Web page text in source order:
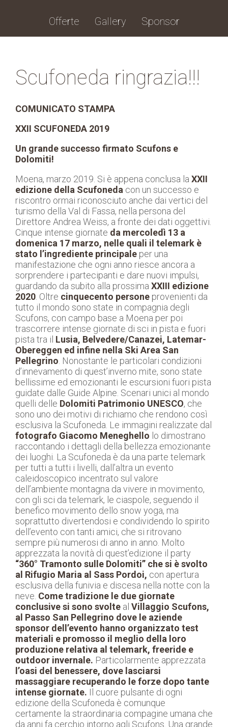
Scufoneda ringrazia!!!
COMUNICATO STAMPA
XXII SCUFONEDA 2019
Un grande successo firmato Scufons e
Dolomiti!
Moena, marzo 2019. Si è appena conclusa la XXII
edizione della Scufoneda con un successo e
riscontro ormai riconosciuto anche dai vertici del
turismo della Val di Fassa, nella persona del
Direttore Andrea Weiss, a fronte dei dati oggettivi.
Cinque intense giornate da mercoledì 13 a
domenica 17 marzo, nelle quali il telemark è
stato l’ingrediente principale per una
manifestazione che ogni anno riesce ancora a
sorprendere i partecipanti e dare nuovi impulsi,
guardando da subito alla prossima XXIII edizione
2020 . Oltre cinquecento persone provenienti da
tutto il mondo sono state in compagnia degli
Scufons, con campo base a Moena per poi
trascorrere intense giornate di sci in pista e fuori
pista tra il Lusia, Belvedere/Canazei, Latemar-
Obereggen ed infine nella Ski Area San
Pellegrino . Nonostante le particolari condizioni
d’innevamento di quest’inverno mite, sono state
bellissime ed emozionanti le escursioni fuori pista
guidate dalle Guide Alpine. Scenari unici al mondo
quelli delle Dolomiti Patrimonio UNESCO, che
sono uno dei motivi di richiamo che rendono così
esclusiva la Scufoneda. Le immagini realizzate dal
fotografo Giacomo Meneghello lo dimostrano
raccontando i dettagli della bellezza emozionante
dei luoghi. La Scufoneda è da una parte telemark
per tutti a tutti i livelli, dall’altra un evento
caleidoscopico incentrato sul valore
dell’ambiente montagna da vivere in movimento,
con gli sci da telemark, le ciaspole, seguendo il
benefico movimento dello snow yoga, ma
soprattutto divertendosi e condividendo lo spirito
dell’evento con tanti amici, che si ritrovano
sempre più numerosi di anno in anno. Molto
apprezzata la novità di quest’edizione il party
“360° Tramonto sulle Dolomiti” che si è svolto
al Rifugio Maria al Sass Pordoi, con apertura
esclusiva della funivia e discesa nella notte con la
neve. Come tradizione le due giornate
conclusive si sono svolte al Villaggio Scufons,
al Passo San Pellegrino dove le aziende
sponsor dell’evento hanno organizzato test
materiali e promosso il meglio della loro
produzione relativa al telemark, freeride e
outdoor invernale. Particolarmente apprezzata
l’oasi del benessere, dove lasciarsi
massaggiare recuperando le forze dopo tante
intense giornate. Il cuore pulsante di ogni
edizione della Scufoneda è comunque
certamente la straordinaria compagine umana che
da anni fa cerchio intorno agli Scufons. Una grande
Offerte Gallery Sponsor